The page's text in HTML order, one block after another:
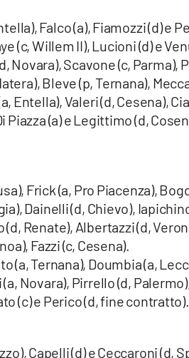
Falco (a), Fiamozzi (d) e
(c, Willem II), Lucioni (d) e
Novara), Scavone (c, Parma),
Bleve (p, Ternana),
Entella), Valeri (d, Cesena),
Piazza (a) e Legittimo (d,
Frick (a, Pro Piacenza),
Dainelli (d, Chievo),
(d, Renate), Albertazzi (d,
Fazzi (c, Cesena).
(a, Ternana), Doumbia (a,
Novara), Pirrello (d,
(c) e Perico (d, fine contratto).
Capelli (d) e Ceccaroni (d,